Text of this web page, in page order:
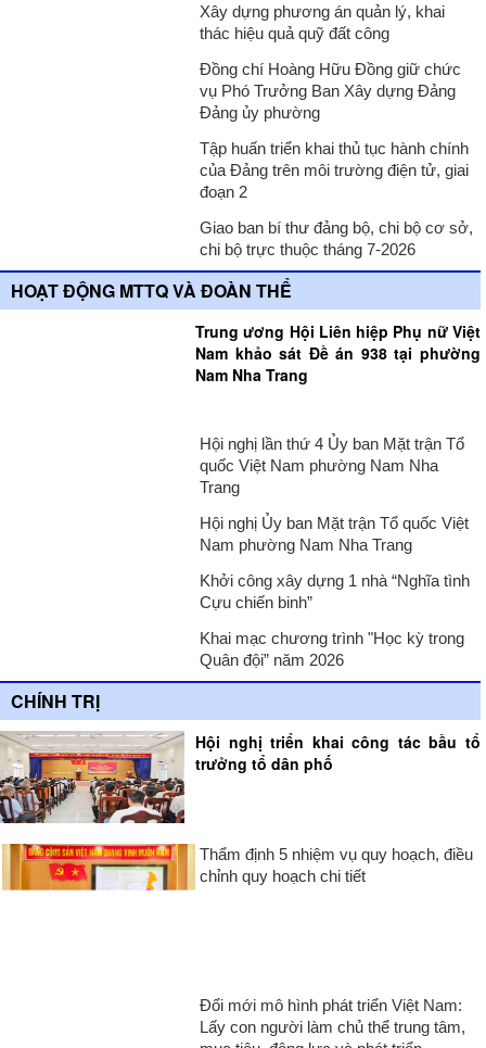
Xây dựng phương án quản lý, khai
thác hiệu quả quỹ đất công
Đồng chí Hoàng Hữu Đồng giữ chức
vụ Phó Trưởng Ban Xây dựng Đảng
Đảng ủy phường
Tập huấn triển khai thủ tục hành chính
của Đảng trên môi trường điện tử, giai
đoạn 2
Giao ban bí thư đảng bộ, chi bộ cơ sở,
chi bộ trực thuộc tháng 7-2026
HOẠT ĐỘNG MTTQ VÀ ĐOÀN THỂ
Trung ương Hội Liên hiệp Phụ nữ Việt
Nam khảo sát Đề án 938 tại phường
Nam Nha Trang
Hội nghị lần thứ 4 Ủy ban Mặt trận Tổ
quốc Việt Nam phường Nam Nha
Trang
Hội nghị Ủy ban Mặt trận Tổ quốc Việt
Nam phường Nam Nha Trang
Khởi công xây dựng 1 nhà “Nghĩa tình
Cựu chiến binh”
Khai mạc chương trình "Học kỳ trong
Quân đội” năm 2026
CHÍNH TRỊ
Hội nghị triển khai công tác bầu tổ
trưởng tổ dân phố
Thẩm định 5 nhiệm vụ quy hoạch, điều
chỉnh quy hoạch chi tiết
Đổi mới mô hình phát triển Việt Nam:
Lấy con người làm chủ thể trung tâm,